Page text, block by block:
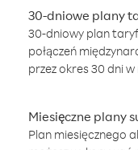
30-dniowe plany
30-dniowy plan
połączeń
przez okres 30 dni
Miesięczne plany
Plan miesięcznego